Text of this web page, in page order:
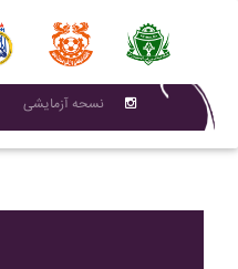
نسحه آزمایشی